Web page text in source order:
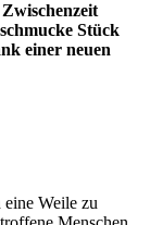
Stück
einer neuen
Weile zu